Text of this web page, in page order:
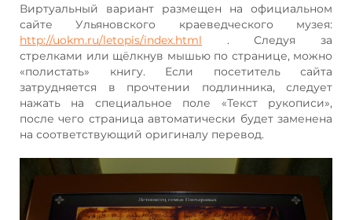
Виртуальный вариант размещен на официальном
сайте Ульяновского краеведческого музея:
http://uokm.ru/letopis/index.html . Следуя за
стрелками или щёлкнув мышью по странице, можно
«полистать» книгу. Если посетитель сайта
затрудняется в прочтении подлинника, следует
нажать на специальное поле «Текст рукописи»,
после чего страница автоматически будет заменена
на соответствующий оригиналу перевод.